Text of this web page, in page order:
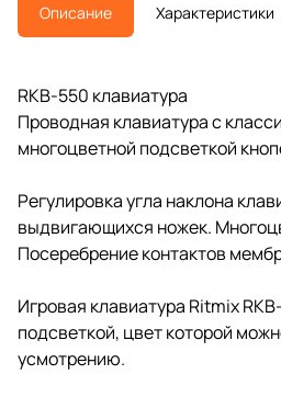
Описание Характеристики
RKB-550 клавиатура
Проводная клавиатура с
многоцветной подсветкой
Регулировка угла наклона
выдвигающихся ножек.
Посеребрение контактов
Игровая клавиатура Ritmix
подсветкой, цвет которой
усмотрению.